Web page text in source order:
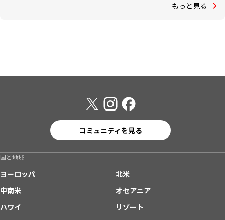
もっと見る
コミュニティを見る
国と地域
ヨーロッパ
北米
中南米
オセアニア
ハワイ
リゾート